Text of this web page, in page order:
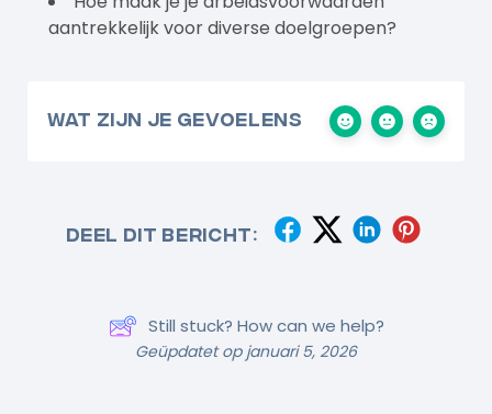
aantrekkelijk voor diverse doelgroepen?
Wat zijn je gevoelens
Deel dit bericht:
Still stuck? How can we help?
Geüpdatet op januari 5, 2026